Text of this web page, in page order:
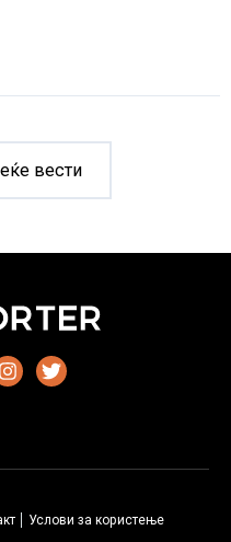
вести
Услови за користење